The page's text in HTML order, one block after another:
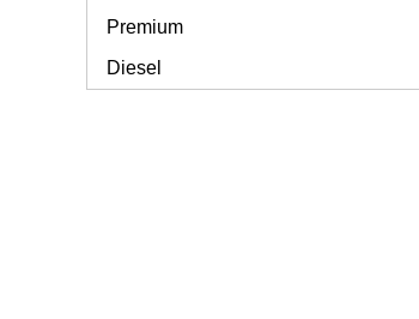
Premium
Diesel